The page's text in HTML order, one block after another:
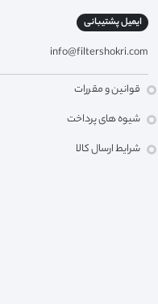
ایمیل پشتیبانی
info@filtershokri.com
قوانین و مقررات
شیوه های پرداخت
شرایط ارسال کالا